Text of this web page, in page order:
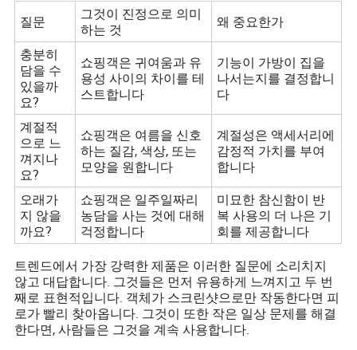
질문
그것이 진정으로 의미
하는 것
왜 중요한가
충분히
담을 수
있을까
요?
쇼핑객은 귀여움과 유
용성 사이의 차이를 테
스트합니다
기능이 가방이 집을
나서는지를 결정합니
다
계절적
으로 느
껴지나
요?
쇼핑객은 여름을 신호
하는 질감, 색상, 또는
모양을 원합니다
계절성은 액세서리에
감정적 가치를 부여
합니다
오래가
지 않을
까요?
쇼핑객은 일주일짜리
농담을 사는 것에 대해
걱정합니다
미묘한 참신함이 반
복 사용의 더 나은 기
회를 제공합니다
트렌드에서 가장 강력한 제품은 이러한 질문에 소리치지
않고 대답합니다. 그것들은 먼저 유용하게 느껴지고 두 번
째로 표현적입니다. 객체가 스크린샷으로만 작동한다면 피
로가 빨리 찾아옵니다. 그것이 또한 작은 일상 문제를 해결
한다면, 사람들은 그것을 계속 사용합니다.